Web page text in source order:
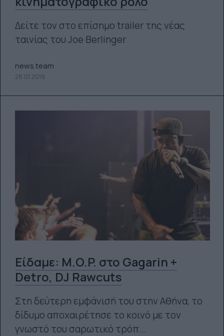
Δείτε τον στο επίσημο trailer της νέας
ταινίας του Joe Berlinger
news.team
28.01.2019
Είδαμε: M.O.P. στο Gagarin +
Detro, DJ Rawcuts
Στη δεύτερη εμφάνισή του στην Αθήνα, το
δίδυμο αποχαιρέτησε το κοινό με τον
γνωστό του σαρωτικό τρόπ...